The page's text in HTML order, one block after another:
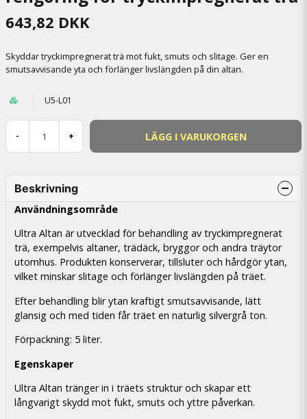
643,82 DKK
Skyddar tryckimpregnerat trä mot fukt, smuts och slitage. Ger en
smutsavvisande yta och förlänger livslängden på din altan.
U5-L01
- + LÄGG I VARUKORGEN
Beskrivning
Användningsområde
Ultra Altan är utvecklad för behandling av tryckimpregnerat
trä, exempelvis altaner, trädäck, bryggor och andra träytor
utomhus. Produkten konserverar, tillsluter och hårdgör ytan,
vilket minskar slitage och förlänger livslängden på träet.
Efter behandling blir ytan kraftigt smutsavvisande, lätt
glansig och med tiden får träet en naturlig silvergrå ton.
Förpackning: 5 liter.
Egenskaper
Ultra Altan tränger in i träets struktur och skapar ett
långvarigt skydd mot fukt, smuts och yttre påverkan.